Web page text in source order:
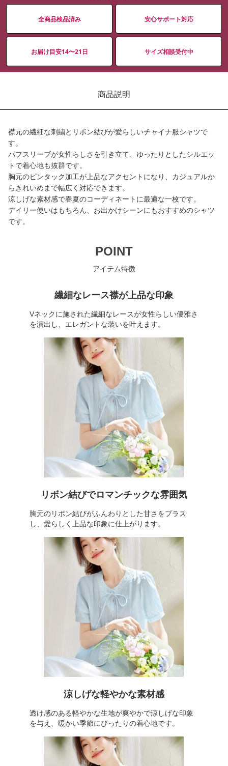
全商品検品済み 安心サポート対応
お届け目安14〜21日 サイズ相談受付中
商品説明
襟元の繊細な刺繍とリボン結びが愛らしいチャイナ服シャツで
す。
パフスリーブが女性らしさを引き立て、ゆったりとしたシルエッ
トで着心地も抜群です。
胸元のピンタック加工が上品なアクセントになり、カジュアルか
らきれいめまで幅広く対応できます。
涼しげな素材感で春夏のコーディネートに最適な一枚です。
デイリー使いはもちろん、お出かけシーンにもおすすめのシャツ
です。
POINT
アイテム特徴
繊細なレース襟が上品な印象
Vネックに施された繊細なレースが女性らしい優雅さ
を演出し、エレガントな装いを叶えます。
リボン結びでロマンチックな雰囲気
胸元のリボン結びがふんわりとした甘さをプラス
し、愛らしく上品な印象に仕上がります。
涼しげな軽やかな素材感
透け感のある軽やかな生地が爽やかで涼しげな印象
を与え、暖かい季節にぴったりの着心地です。